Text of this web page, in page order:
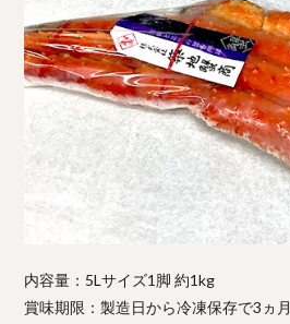
内容量：5Lサイズ1脚 約1kg
賞味期限：製造日から冷凍保存で3ヵ月